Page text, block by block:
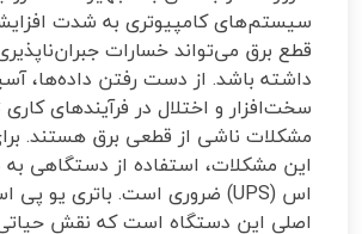
سیستم‌های کامپیوتری به شدت
قطع برق می‌تواند خسارات
داشته باشد. از دست رفتن داده‌ها،
سخت‌افزار و اختلال در فرآیندهای
مشکلات ناشی از قطعی برق هستند.
این مشکلات، استفاده از دستگاهی به
اس (UPS) ضروری است. باتری یو پی
اصلی این دستگاه است که نقش